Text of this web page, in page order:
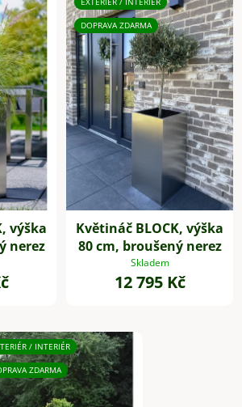
výška
nerez
DOPRAVA ZDARMA
Květináč BLOCK, výška
80 cm, broušený nerez
Skladem
12 795 Kč
/ INTERIÉR
ZDARMA